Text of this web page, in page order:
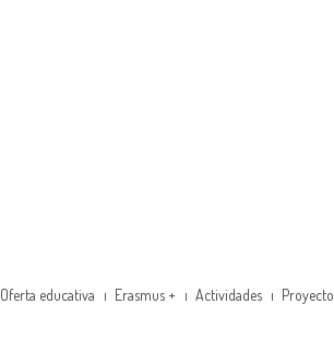
Oferta educativa Erasmus + Actividades